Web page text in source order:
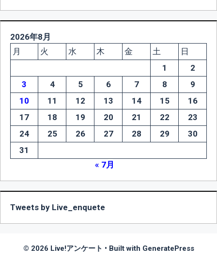
2026年8月
月
火 水 木 金 土
日
1
2
3
4 5 6 7 8
9
10
11 12 13 14 15
16
17
18 19 20 21 22
23
24
25 26 27 28 29
30
31
« 7月
Tweets by Live_enquete
© 2026 Live!アンケート • Built with GeneratePress